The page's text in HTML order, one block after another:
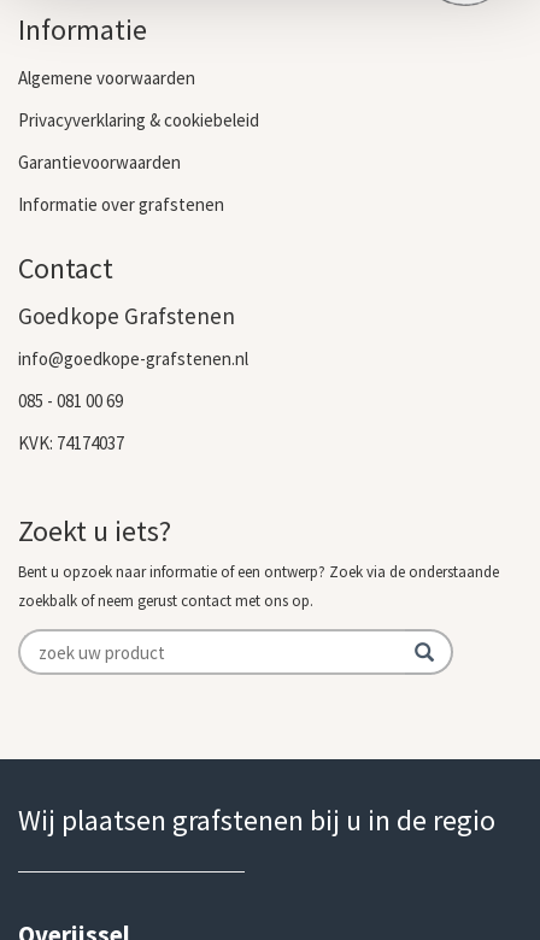
Informatie
Algemene voorwaarden
Privacyverklaring & cookiebeleid
Garantievoorwaarden
Informatie over grafstenen
Contact
Goedkope Grafstenen
info@goedkope-grafstenen.nl
085 - 081 00 69
KVK: 74174037
Zoekt u iets?
Bent u opzoek naar informatie of een ontwerp? Zoek via de onderstaande
zoekbalk of neem gerust contact met ons op.
Wij plaatsen grafstenen bij u in de regio